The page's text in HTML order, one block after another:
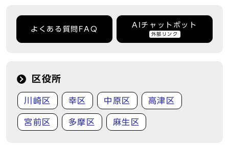
よくある質問FAQ
AIチャットボット
外部リンク
区役所
川崎区 幸区 中原区 高津区
宮前区 多摩区 麻生区